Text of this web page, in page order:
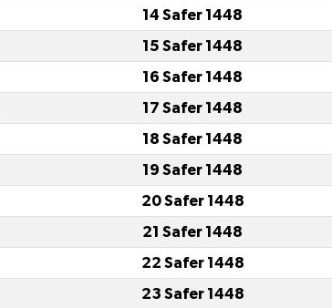
14 Safer 1448
15 Safer 1448
16 Safer 1448
17 Safer 1448
18 Safer 1448
19 Safer 1448
20 Safer 1448
21 Safer 1448
22 Safer 1448
23 Safer 1448